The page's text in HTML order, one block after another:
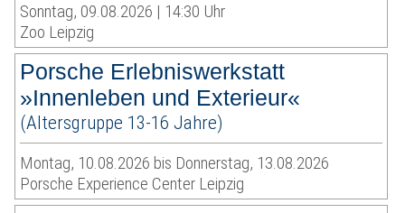
Sonntag, 09.08.2026 | 14:30 Uhr
Zoo Leipzig
Porsche Erlebniswerkstatt
»Innenleben und Exterieur«
(Altersgruppe 13-16 Jahre)
Montag, 10.08.2026 bis Donnerstag, 13.08.2026
Porsche Experience Center Leipzig